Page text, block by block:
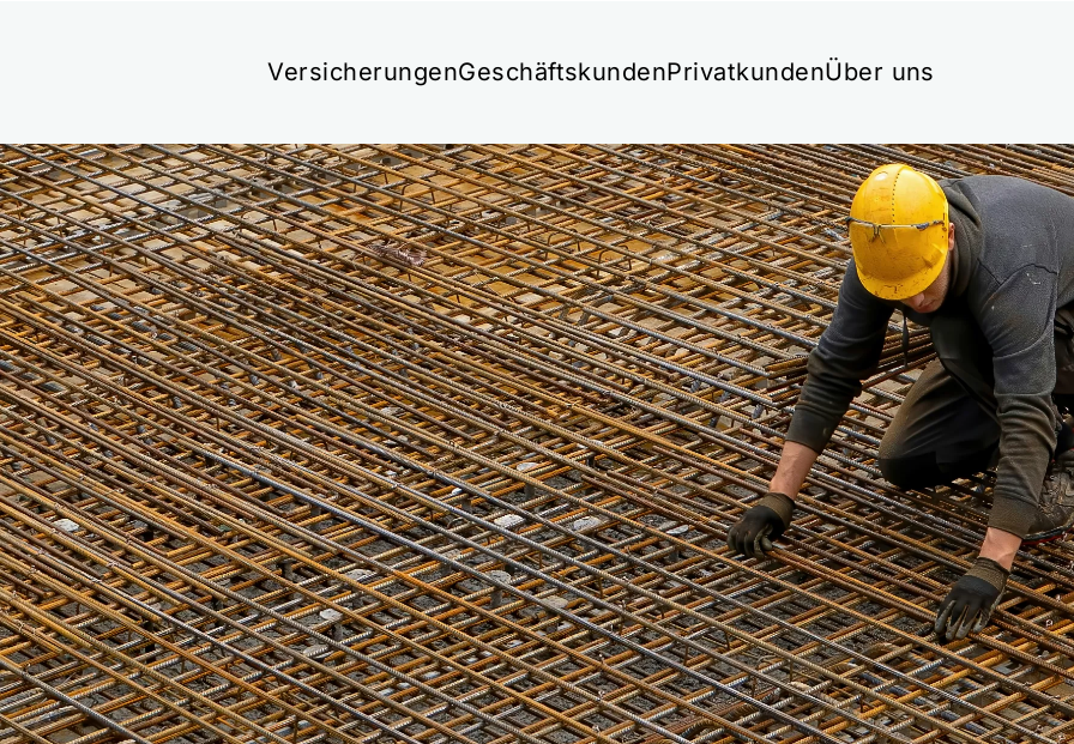
VersicherungenGeschäftskundenPrivatkundenÜber uns